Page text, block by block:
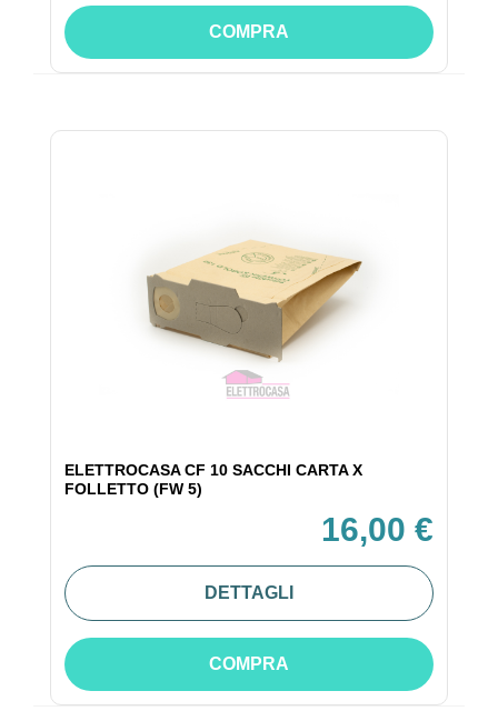
COMPRA
ELETTROCASA CF 10 SACCHI CARTA X
FOLLETTO (FW 5)
16,00 €
DETTAGLI
COMPRA